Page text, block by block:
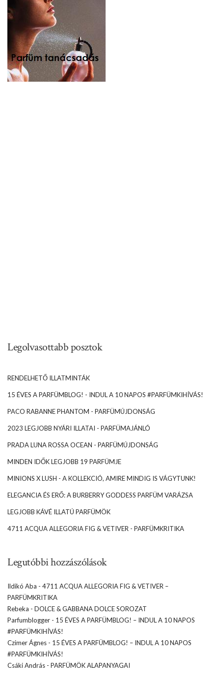
Legolvasottabb posztok
RENDELHETŐ ILLATMINTÁK
15 ÉVES A PARFÜMBLOG! - INDUL A 10 NAPOS #PARFÜMKIHÍVÁS!
PACO RABANNE PHANTOM - PARFÜMÚJDONSÁG
2023 LEGJOBB NYÁRI ILLATAI - PARFÜMAJÁNLÓ
PRADA LUNA ROSSA OCEAN - PARFÜMÚJDONSÁG
MINDEN IDŐK LEGJOBB 19 PARFÜMJE
MINIONS X LUSH - A KOLLEKCIÓ, AMIRE MINDIG IS VÁGYTUNK!
ELEGANCIA ÉS ERŐ: A BURBERRY GODDESS PARFÜM VARÁZSA
LEGJOBB KÁVÉ ILLATÚ PARFÜMÖK
4711 ACQUA ALLEGORIA FIG & VETIVER - PARFÜMKRITIKA
Legutóbbi hozzászólások
Ildikó Aba - 4711 ACQUA ALLEGORIA FIG & VETIVER –
PARFÜMKRITIKA
Rebeka - DOLCE & GABBANA DOLCE SOROZAT
Parfumblogger - 15 ÉVES A PARFÜMBLOG! – INDUL A 10 NAPOS
#PARFÜMKIHÍVÁS!
Czimer Ágnes - 15 ÉVES A PARFÜMBLOG! – INDUL A 10 NAPOS
#PARFÜMKIHÍVÁS!
Csáki András - PARFÜMÖK ALAPANYAGAI